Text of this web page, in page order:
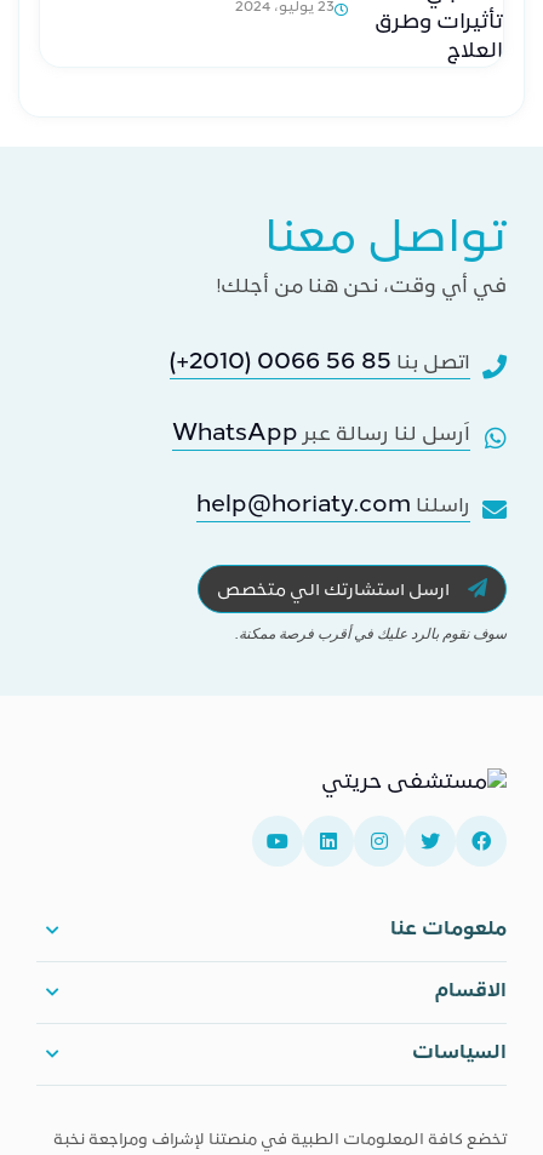
23 يوليو، 2024
تواصل معنا
في أي وقت، نحن هنا من أجلك!
اتصل بنا (+2010) 0066 56 85
اَرسل لنا رسالة عبر WhatsApp
راسلنا help@horiaty.com
ارسل استشارتك الي متخصص
سوف نقوم بالرد عليك في أقرب فرصة ممكنة.
ملعومات عنا
الاقسام
السياسات
تخضع كافة المعلومات الطبية في منصتنا لإشراف ومراجعة نخبة